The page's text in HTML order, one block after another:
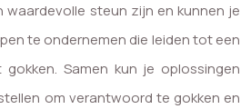
waardevolle steun zijn en kunnen je
te ondernemen die leiden tot een
Samen kun je oplossingen
om verantwoord te gokken en